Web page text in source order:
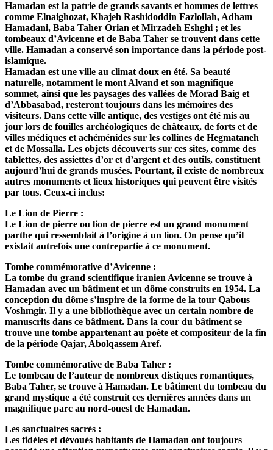
Hamadan est la patrie de grands savants et hommes de lettres
comme Elnaighozat, Khajeh Rashidoddin Fazlollah, Adham
Hamadani, Baba Taher Orian et Mirzadeh Eshghi ; et les
tombeaux d’Avicenne et de Baba Taher se trouvent dans cette
ville. Hamadan a conservé son importance dans la période post-
islamique.
Hamadan est une ville au climat doux en été. Sa beauté
naturelle, notamment le mont Alvand et son magnifique
sommet, ainsi que les paysages des vallées de Morad Baig et
d’Abbasabad, resteront toujours dans les mémoires des
visiteurs. Dans cette ville antique, des vestiges ont été mis au
jour lors de fouilles archéologiques de châteaux, de forts et de
villes médiques et achéménides sur les collines de Hegmataneh
et de Mossalla. Les objets découverts sur ces sites, comme des
tablettes, des assiettes d’or et d’argent et des outils, constituent
aujourd’hui de grands musées. Pourtant, il existe de nombreux
autres monuments et lieux historiques qui peuvent être visités
par tous. Ceux-ci inclus:
Le Lion de Pierre :
Le Lion de pierre ou lion de pierre est un grand monument
parthe qui ressemblait à l’origine à un lion. On pense qu’il
existait autrefois une contrepartie à ce monument.
Tombe commémorative d’Avicenne :
La tombe du grand scientifique iranien Avicenne se trouve à
Hamadan avec un bâtiment et un dôme construits en 1954. La
conception du dôme s’inspire de la forme de la tour Qabous
Voshmgir. Il y a une bibliothèque avec un certain nombre de
manuscrits dans ce bâtiment. Dans la cour du bâtiment se
trouve une tombe appartenant au poète et compositeur de la fin
de la période Qajar, Abolqassem Aref.
Tombe commémorative de Baba Taher :
Le tombeau de l’auteur de nombreux distiques romantiques,
Baba Taher, se trouve à Hamadan. Le bâtiment du tombeau du
grand mystique a été construit ces dernières années dans un
magnifique parc au nord-ouest de Hamadan.
Les sanctuaires sacrés :
Les fidèles et dévoués habitants de Hamadan ont toujours